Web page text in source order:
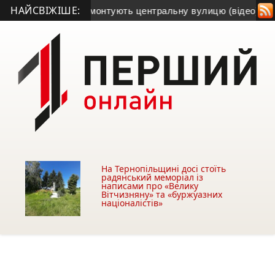
НАЙСВІЖІШЕ:
активно ремонтують центральну вулицю (відео) • На
На Тернопільщині досі стоїть
радянський меморіал із
написами про «Велику
Вітчизняну» та «буржуазних
націоналістів»